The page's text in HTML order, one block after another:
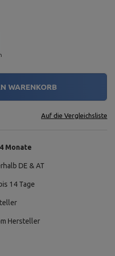
WARENKORB
Auf die Vergleichsliste
Monate
DE & AT
bis 14 Tage
Hersteller